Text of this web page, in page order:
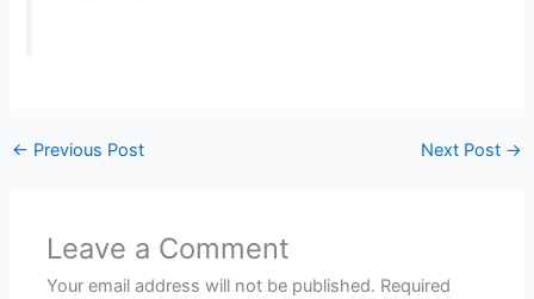
← Previous Post Next Post →
Leave a Comment
Your email address will not be published. Required